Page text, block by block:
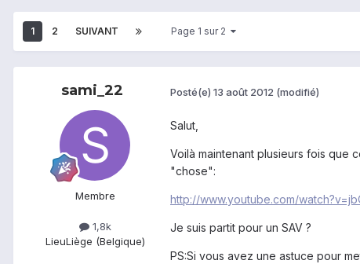
1 2 SUIVANT Page 1 sur 2
sami_22
Membre
1,8k
LieuLiège (Belgique)
Posté(e) 13 août 2012 (modifié)
Salut,
Voilà maintenant plusieurs fois que
"chose":
http://www.youtube.com/
Je suis partit pour un SAV ?
PS:Si vous avez une astuce pour